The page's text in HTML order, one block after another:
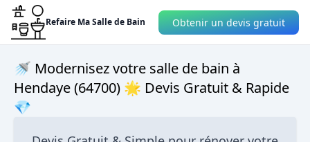
Refaire Ma Salle de Bain Obtenir un devis gratuit
🚿 Modernisez votre salle de bain à
Hendaye (64700) 🌟 Devis Gratuit & Rapide
💎